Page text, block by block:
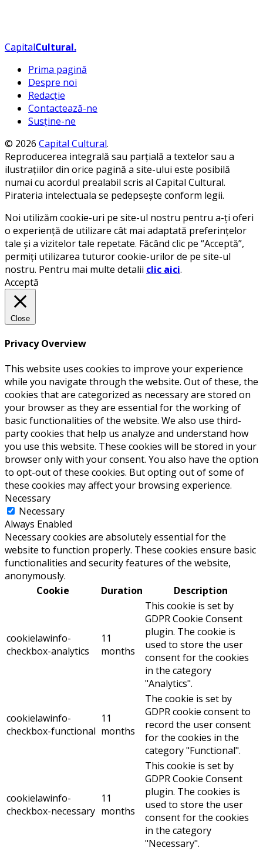
CapitalCultural.
Prima pagină
Despre noi
Redacție
Contactează-ne
Susține-ne
© 2026 Capital Cultural.
Reproducerea integrală sau parțială a textelor sau a
ilustrațiilor din orice pagină a site-ului este posibilă
numai cu acordul prealabil scris al Capital Cultural.
Pirateria intelectuala se pedepsește conform legii.
Noi utilizăm cookie-uri pe site-ul nostru pentru a-ți oferi
o experiență de utilizare cât mai adaptată preferințelor
tale și a vizitelor tale repetate. Făcând clic pe “Acceptă”,
permiți utilizarea tuturor cookie-urilor de pe site-ul
nostru. Pentru mai multe detalii clic aici.
Acceptă
Close
Privacy Overview
This website uses cookies to improve your experience
while you navigate through the website. Out of these, the
cookies that are categorized as necessary are stored on
your browser as they are essential for the working of
basic functionalities of the website. We also use third-
party cookies that help us analyze and understand how
you use this website. These cookies will be stored in your
browser only with your consent. You also have the option
to opt-out of these cookies. But opting out of some of
these cookies may affect your browsing experience.
Necessary
Necessary
Always Enabled
Necessary cookies are absolutely essential for the
website to function properly. These cookies ensure basic
functionalities and security features of the website,
anonymously.
Cookie
Duration Description
cookielawinfo-
checkbox-analytics
11
months
This cookie is set by
GDPR Cookie Consent
plugin. The cookie is
used to store the user
consent for the cookies
in the category
"Analytics".
cookielawinfo-
checkbox-functional
11
months
The cookie is set by
GDPR cookie consent to
record the user consent
for the cookies in the
category "Functional".
cookielawinfo-
checkbox-necessary
11
months
This cookie is set by
GDPR Cookie Consent
plugin. The cookies is
used to store the user
consent for the cookies
in the category
"Necessary".